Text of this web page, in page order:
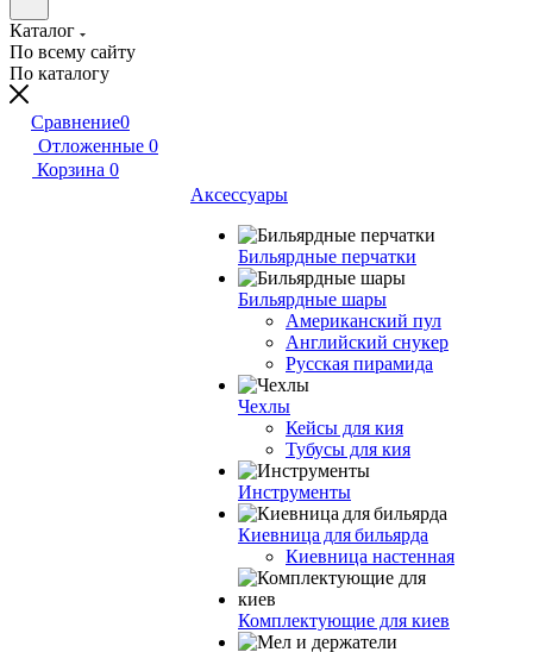
Каталог
По всему сайту
По каталогу
Сравнение0
Отложенные 0
Корзина 0
Аксессуары
Бильярдные перчатки
Бильярдные шары
Американский пул
Английский снукер
Русская пирамида
Чехлы
Кейсы для кия
Тубусы для кия
Инструменты
Киевница для бильярда
Киевница настенная
Комплектующие для киев